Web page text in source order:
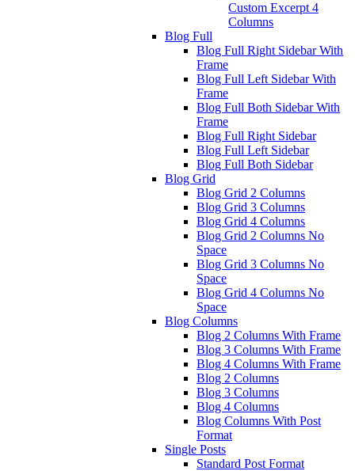
Custom Excerpt 4
Columns
Blog Full
Blog Full Right Sidebar With
Frame
Blog Full Left Sidebar With
Frame
Blog Full Both Sidebar With
Frame
Blog Full Right Sidebar
Blog Full Left Sidebar
Blog Full Both Sidebar
Blog Grid
Blog Grid 2 Columns
Blog Grid 3 Columns
Blog Grid 4 Columns
Blog Grid 2 Columns No
Space
Blog Grid 3 Columns No
Space
Blog Grid 4 Columns No
Space
Blog Columns
Blog 2 Columns With Frame
Blog 3 Columns With Frame
Blog 4 Columns With Frame
Blog 2 Columns
Blog 3 Columns
Blog 4 Columns
Blog Columns With Post
Format
Single Posts
Standard Post Format